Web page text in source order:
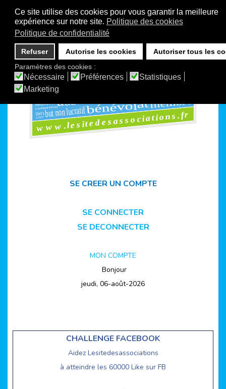
Ce site utilise des cookies pour vous garantir la meilleure
expérience sur notre site. Politique des cookies
Politique de confidentialité
Refuser Autorise les cookies
Autoriser tous les
Paramètres des cookies :
Nécessaire Préférences
Statistiques
Marketing
foru ms
vie associative
but non lucratif
1901
assemblée
site
cotisation bénévo at
l
www.lesitedesassociations.fr
SE CREER UN COMPTE
SE CONNECTER
SE DECONNECTER
MON COMPTE
Bonjour
jeudi, 06-août-2026
CHALLENGE FACEBOOK
Aidez Lesitedesassociations
à atteindre les 60000 Like sur FB